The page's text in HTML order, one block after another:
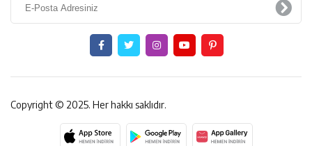
Copyright © 2025. Her hakkı saklıdır.